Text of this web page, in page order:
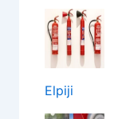
Elpiji